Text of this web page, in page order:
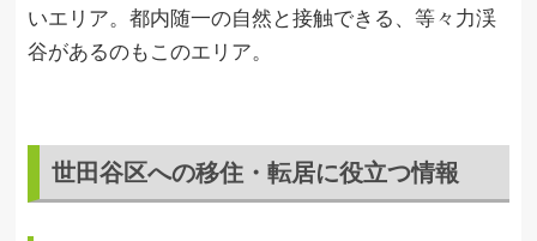
いエリア。都内随一の自然と接触できる、等々力渓
谷があるのもこのエリア。
世田谷区への移住・転居に役立つ情報